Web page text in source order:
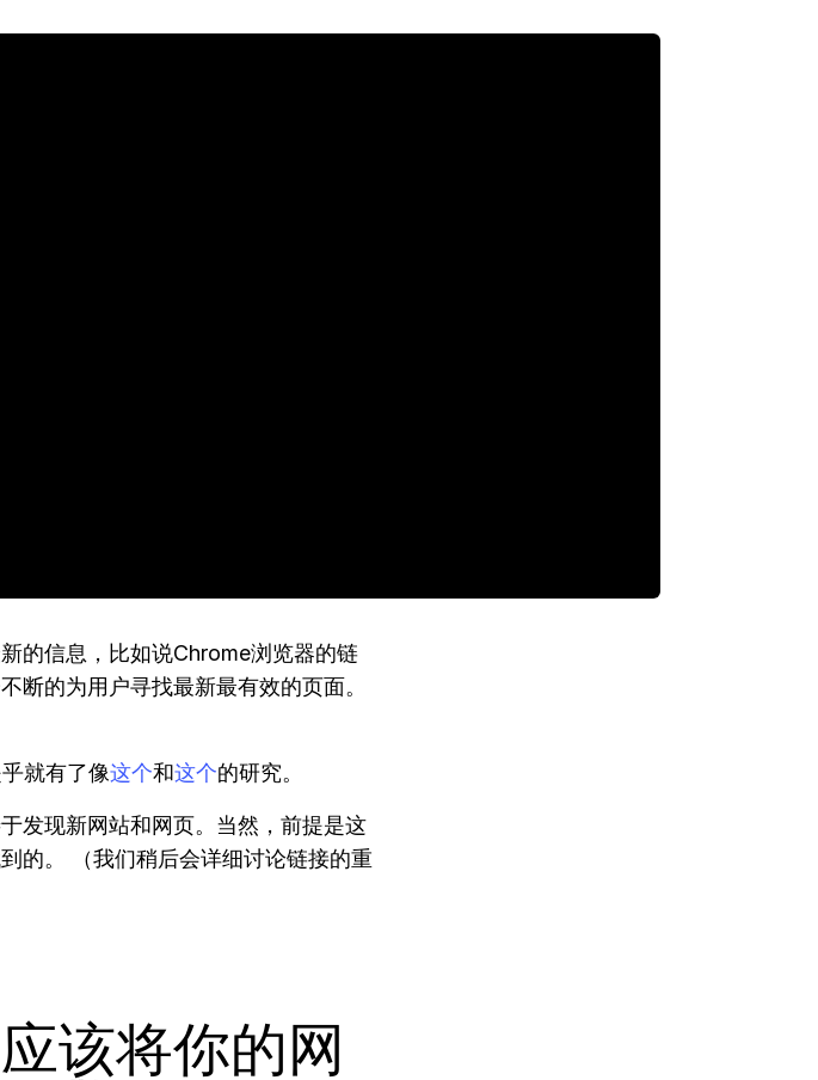
的信息，比如说Chrome浏览器的链
断的为用户寻找最新最有效的页面。
就有了像这个和这个的研究。
发现新网站和网页。当然，前提是这
的。 （我们稍后会详细讨论链接的重
该将你的网